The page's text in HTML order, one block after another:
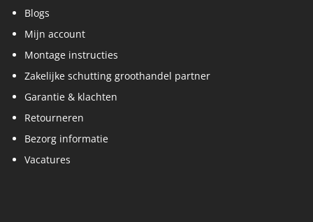
Blogs
Mijn account
Montage instructies
Zakelijke schutting groothandel partner
Garantie & klachten
Retourneren
Bezorg informatie
Vacatures